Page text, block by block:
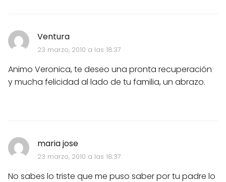
Ventura
23 marzo, 2010 a las 18:37
Animo Veronica, te deseo una pronta recuperación
y mucha felicidad al lado de tu familia, un abrazo.
maria jose
23 marzo, 2010 a las 18:37
No sabes lo triste que me puso saber por tu padre lo